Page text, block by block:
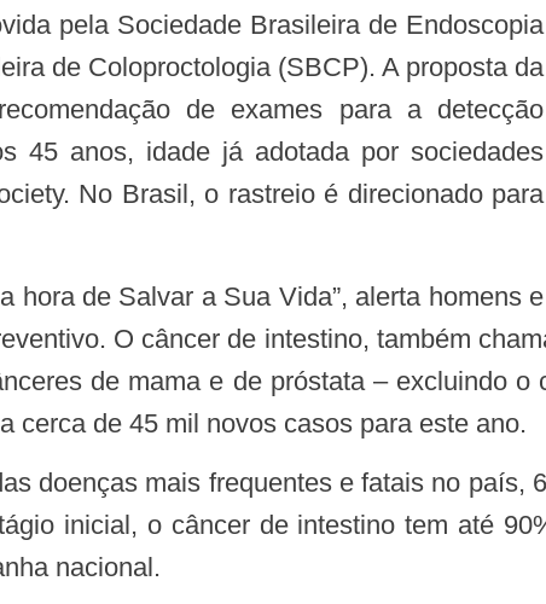
pela Sociedade Brasileira de Endoscopia
de Coloproctologia (SBCP). A proposta da
de exames para a detecção
45 anos, idade já adotada por sociedades
No Brasil, o rastreio é direcionado para
O câncer de intestino, também
de mama e de próstata – excluindo
cerca de 45 mil novos casos para este ano.
inicial, o câncer de intestino tem até
nacional.